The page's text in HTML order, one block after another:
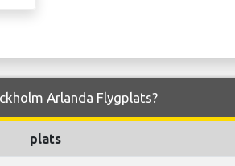
Arlanda Flygplats?
plats